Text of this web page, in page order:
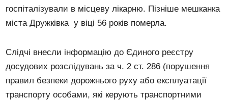
госпіталізували в місцеву лікарню. Пізніше мешканка
міста Дружківка у віці 56 років померла.
Слідчі внесли інформацію до Єдиного реєстру
досудових розслідувань за ч. 2 ст. 286 (порушення
правил безпеки дорожнього руху або експлуатації
транспорту особами, які керують транспортними